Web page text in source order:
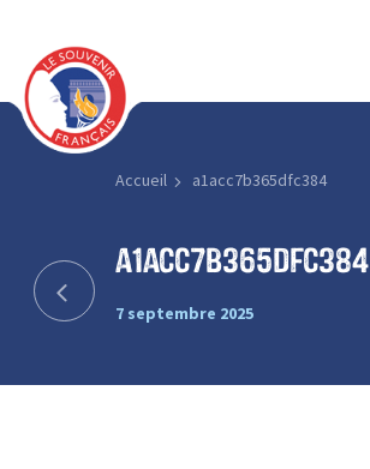
Accueil a1acc7b365dfc384
a1acc7b365dfc384
7 septembre 2025